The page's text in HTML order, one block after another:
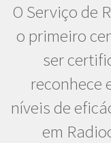
O Serviço de
o primeiro
ser
reconhece
níveis de
em